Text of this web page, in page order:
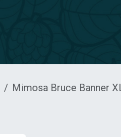
Mimosa Bruce Banner